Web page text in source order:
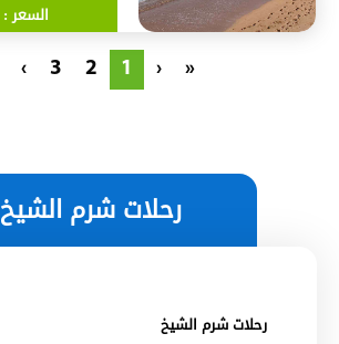
السعر : 5500 EGP
«
‹
1
2
3
›
رحلات شرم الشيخ
رحلات شرم الشيخ